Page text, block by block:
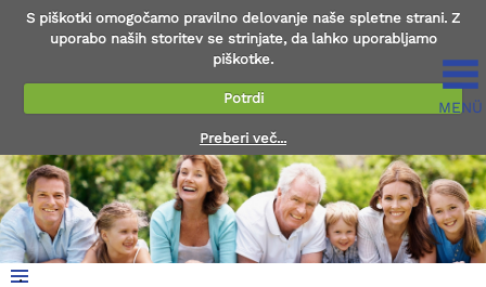
S piškotki omogočamo pravilno delovanje naše spletne strani. Z
uporabo naših storitev se strinjate, da lahko uporabljamo
piškotke.
Potrdi
Preberi več...
MENÜ
.